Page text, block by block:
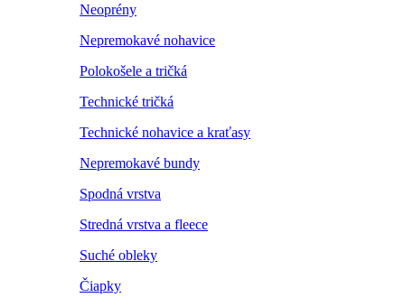
Neoprény
Nepremokavé nohavice
Polokošele a tričká
Technické tričká
Technické nohavice a kraťasy
Nepremokavé bundy
Spodná vrstva
Stredná vrstva a fleece
Suché obleky
Čiapky